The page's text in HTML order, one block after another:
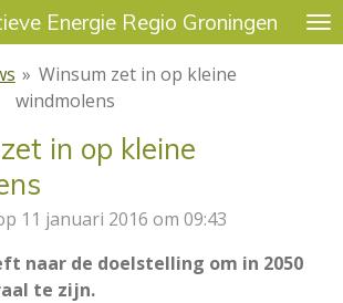
Energie Regio Groningen
» Winsum zet in op kleine
windmolens
in op kleine
11 januari 2016 om 09:43
naar de doelstelling om in 2050
te zijn.